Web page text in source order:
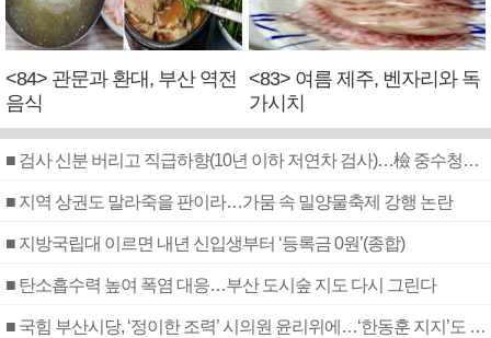
<84> 관문과 환대, 부산 역전
음식
<83> 여름 제주, 벤자리와 독
가시치
■ 검사 신분 버리고 직급하향(10년 이하 저연차 검사)…檢 중수청행 기피
■ 지역 상권도 말라죽을 판이라…가뭄 속 밀양물축제 강행 논란
■ 지방국립대 이르면 내년 신입생부터 ‘등록금 0원’(종합)
■ 탄소흡수력 높여 폭염 대응…부산 도시숲 지도 다시 그린다
■ 국힘 부산시당, ‘정이한 조력’ 시의원 윤리위에…‘한동훈 지지’도 신고접수